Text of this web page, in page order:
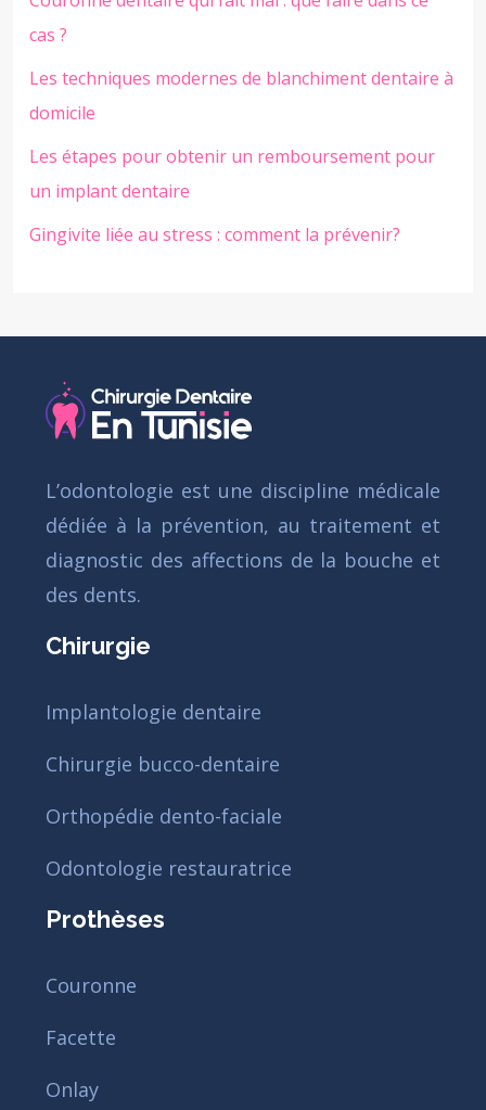
cas ?
Les techniques modernes de blanchiment dentaire à
domicile
Les étapes pour obtenir un remboursement pour
un implant dentaire
Gingivite liée au stress : comment la prévenir?
L’odontologie est une discipline médicale
dédiée à la prévention, au traitement et
diagnostic des affections de la bouche et
des dents.
Chirurgie
Implantologie dentaire
Chirurgie bucco-dentaire
Orthopédie dento-faciale
Odontologie restauratrice
Prothèses
Couronne
Facette
Onlay